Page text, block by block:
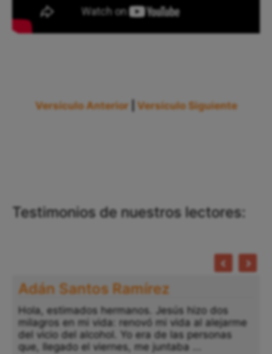
Versículo Anterior Versículo Siguiente
Testimonios de nuestros lectores:
Adán Santos Ramírez
Hola, estimados hermanos. Jesús hizo dos
milagros en mi vida: renovó mi vida al alejarme
del vicio del alcohol. Yo era de las personas
que, llegado el viernes, me juntaba ...